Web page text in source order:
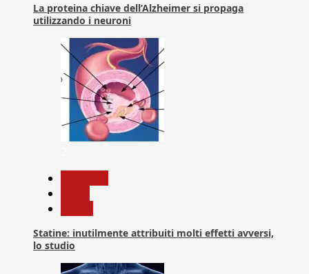
La proteina chiave dell’Alzheimer si propaga
utilizzando i neuroni
Statine: inutilmente attribuiti molti effetti avversi,
lo studio